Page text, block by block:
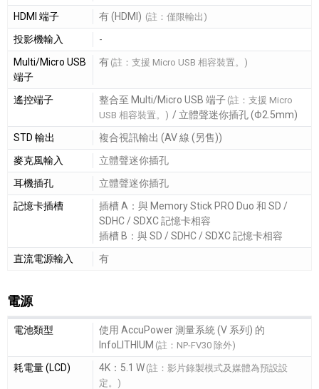
HDMI 端子
有 (HDMI) (註：僅限輸出)
投影機輸入
-
Multi/Micro USB
端子
有 (註：支援 Micro USB 相容裝置。)
遙控端子 整合至 Multi/Micro USB 端子 (註：支援 Micro
USB 相容裝置。) / 立體聲迷你插孔 (Φ2.5mm)
STD 輸出
複合視訊輸出 (AV 線 (另售))
麥克風輸入
立體聲迷你插孔
耳機插孔
立體聲迷你插孔
記憶卡插槽
插槽 A：與 Memory Stick PRO Duo 和 SD /
SDHC / SDXC 記憶卡相容
插槽 B：與 SD / SDHC / SDXC 記憶卡相容
直流電源輸入
有
電源
電源細節敘述
電池類型
使用 AccuPower 測量系統 (V 系列) 的
InfoLITHIUM (註：NP-FV30 除外)
耗電量 (LCD) 4K：5.1 W (註：影片錄製模式及媒體為預設設
定。)